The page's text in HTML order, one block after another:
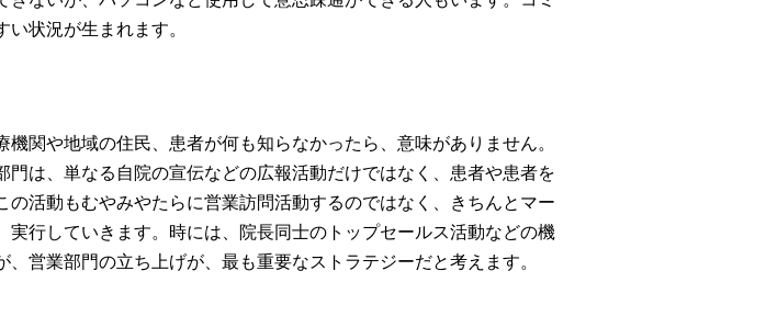
状況が生まれます。
関や地域の住民、患者が何も知らなかったら、意味がありません。
は、単なる自院の宣伝などの広報活動だけではなく、患者や患者を
活動もむやみやたらに営業訪問活動するのではなく、きちんとマー
行していきます。時には、院長同士のトップセールス活動などの機
営業部門の立ち上げが、最も重要なストラテジーだと考えます。